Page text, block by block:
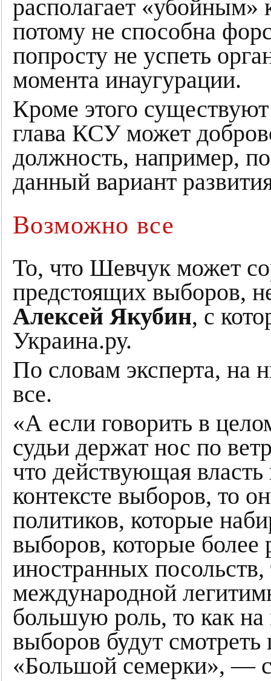
располагает
потому не способна
попросту не успеть
момента инаугурации.
Кроме этого
глава КСУ может
должность, например,
данный вариант
Возможно все
То, что Шевчук может
предстоящих выборов,
Алексей Якубин, с
Украина.ру.
По словам эксперта,
все.
«А если говорить в
судьи держат нос по
что действующая
контексте выборов, то
политиков, которые
выборов, которые
иностранных посольств,
международной
большую роль, то как
выборов будут
«Большой семерки», —